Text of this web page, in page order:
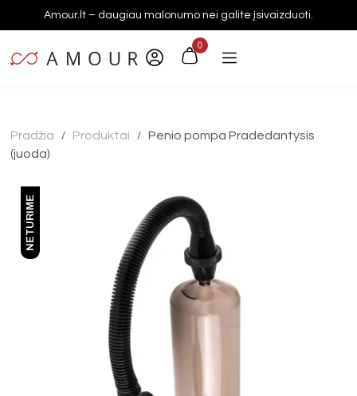
Amour.lt – daugiau malonumo nei galite įsivaizduoti.
0
Pradžia / Produktai /
Penio pompa Pradedantysis
(juoda)
NETURIME